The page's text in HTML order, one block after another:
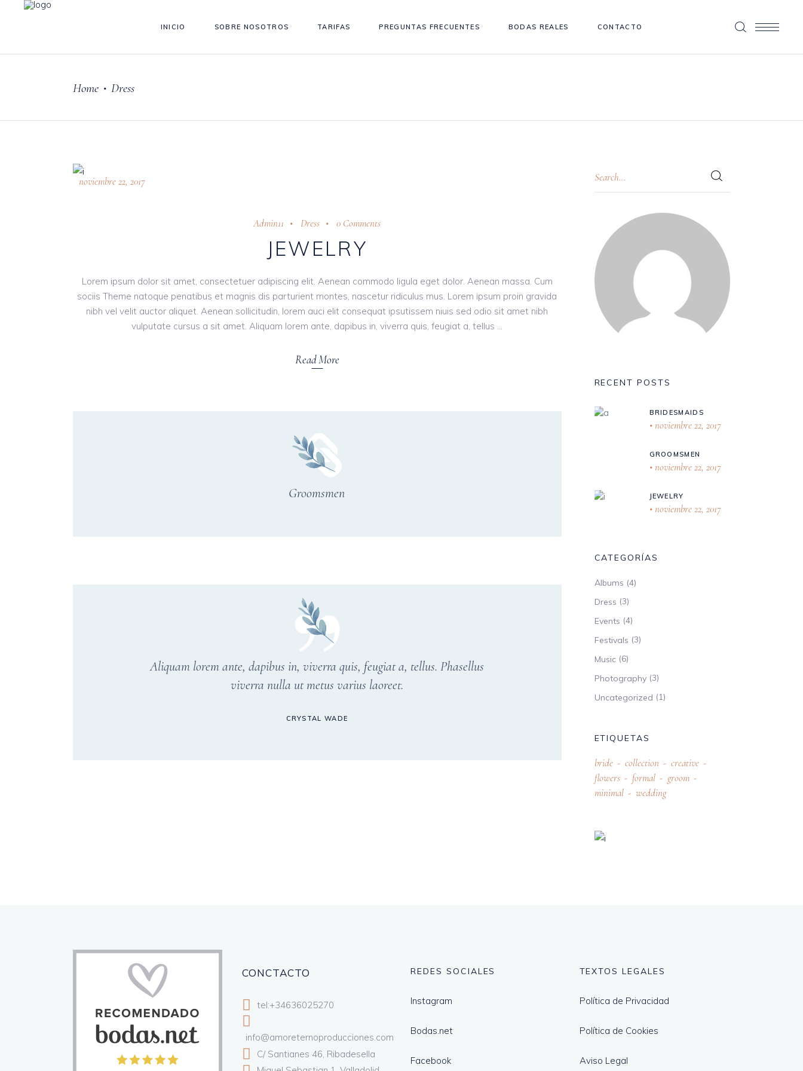
INICIO SOBRE NOSOTROS TARIFAS PREGUNTAS FRECUENTES BODAS REALES CONTACTO
Home • Dress
noviembre 22, 2017
Admin11 Dress 0 Comments
JEWELRY
Lorem ipsum dolor sit amet, consectetuer adipiscing elit. Aenean commodo ligula eget dolor. Aenean massa. Cum
sociis Theme natoque penatibus et magnis dis parturient montes, nascetur ridiculus mus. Lorem ipsum proin gravida
nibh vel velit auctor aliquet. Aenean sollicitudin, lorem auci elit consequat ipsutissem niuis sed odio sit amet nibh
vulputate cursus a sit amet. Aliquam lorem ante, dapibus in, viverra quis, feugiat a, tellus
Read More
Groomsmen
Aliquam lorem ante, dapibus in, viverra quis, feugiat a, tellus. Phasellus
viverra nulla ut metus varius laoreet.
CRYSTAL WADE
RECENT POSTS
BRIDESMAIDS
noviembre 22, 2017
GROOMSMEN
noviembre 22, 2017
JEWELRY
noviembre 22, 2017
CATEGORÍAS
Albums (4)
Dress (3)
Events (4)
Festivals (3)
Music(6)
Photography(3)
Uncategorized (1)
ETIQUETAS
bride collection
creative
flowers
formal
groom
minimal
wedding
CONCTACTO
tel:+34636025270
info@amoreternoproducciones.com
C/ Santianes 46, Ribadesella
REDES SOCIALES
Instagram
Bodas.net
Facebook
TEXTOS LEGALES
Política de Privacidad
Política de Cookies
Aviso Legal